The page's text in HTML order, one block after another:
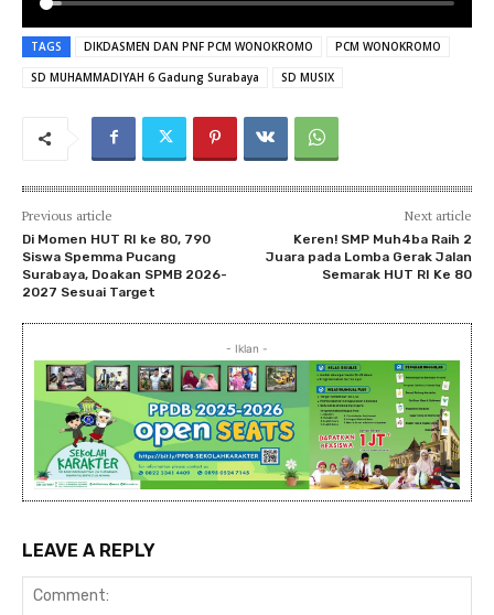
TAGS DIKDASMEN DAN PNF PCM WONOKROMO
PCM WONOKROMO
SD MUHAMMADIYAH 6 Gadung Surabaya
SD MUSIX
Previous article
Di Momen HUT RI ke 80, 790
Siswa Spemma Pucang
Surabaya, Doakan SPMB 2026-
2027 Sesuai Target
Next article
Keren! SMP Muh4ba Raih 2
Juara pada Lomba Gerak Jalan
Semarak HUT RI Ke 80
- Iklan -
LEAVE A REPLY